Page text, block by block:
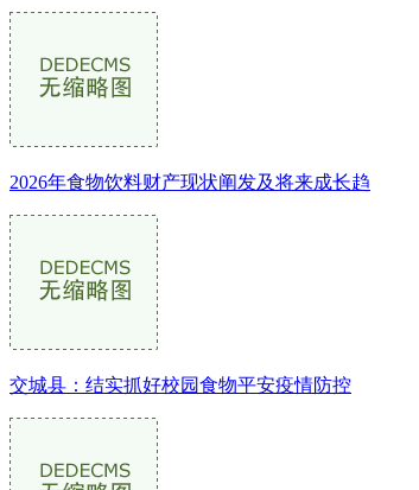
2026年食物饮料财产现状阐发及将来成长趋
交城县：结实抓好校园食物平安疫情防控